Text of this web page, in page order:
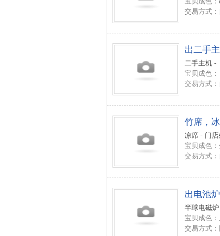
交易方式：
出二手
二手主机 -
宝贝成色：
交易方式：
竹席，
凉席 - 门店
宝贝成色：
交易方式：
出电池炉
半球电磁
宝贝成色：
交易方式：